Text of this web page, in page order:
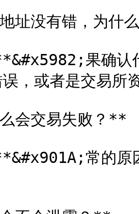
址没有错，为什
果确认
，或者是交易所
会交易失败？**
常的原